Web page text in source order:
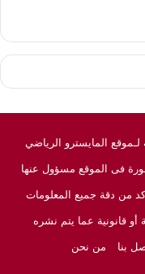
فى الموقع مسؤول عنها
من دقة جميع المعلومات
قانونية عما يتم نشره
بنا من نحن